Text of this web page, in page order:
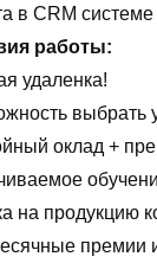
в СRМ системе
работы:
удаленка!
выбрать
оклад +
на продукцию
премии